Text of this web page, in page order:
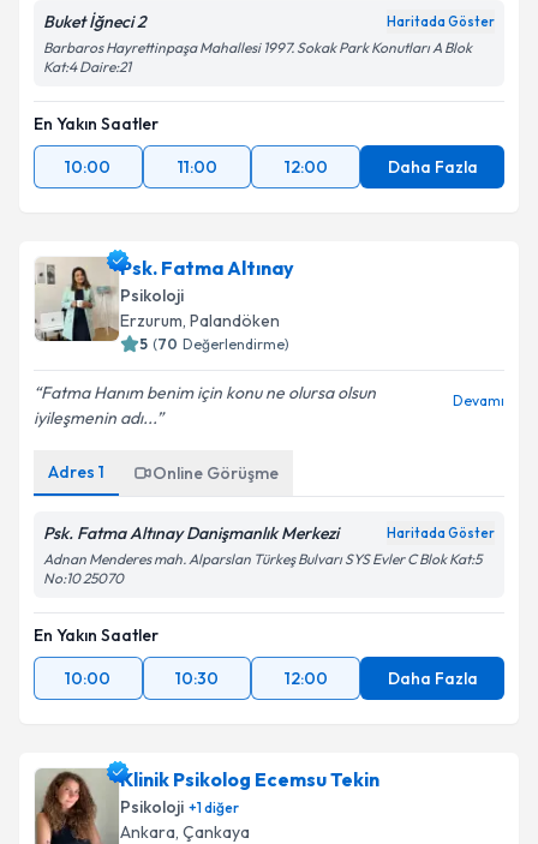
Buket İğneci 2 Haritada Göster
Barbaros Hayrettinpaşa Mahallesi 1997. Sokak Park Konutları A Blok
Kat:4 Daire:21
En Yakın Saatler
10:00
11:00 12:00 Daha Fazla
Psk. Fatma Altınay
Psikoloji
Erzurum, Palandöken
5 (70 Değerlendirme)
Fatma Hanım benim için konu ne olursa olsun
iyileşmenin adı...
Devamı
Adres 1 Online Görüşme
Psk. Fatma Altınay Danişmanlık Merkezi Haritada Göster
Adnan Menderes mah. Alparslan Türkeş Bulvarı SYS Evler C Blok Kat:5
No:10 25070
En Yakın Saatler
10:00
10:30 12:00 Daha Fazla
Klinik Psikolog Ecemsu Tekin
Psikoloji +1diğer
Ankara, Çankaya